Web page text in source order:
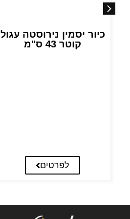
כיור יסמין נירוסטה עגול
קוטר 43 ס"מ
לפרטים